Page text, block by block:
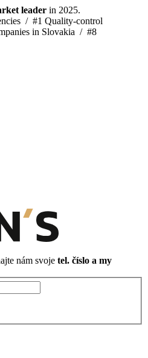
leader in 2025.
/ #1 Quality-control
in Slovakia / #8
nám svoje tel. číslo a my